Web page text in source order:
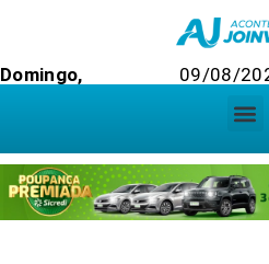
Domingo, 09/08/